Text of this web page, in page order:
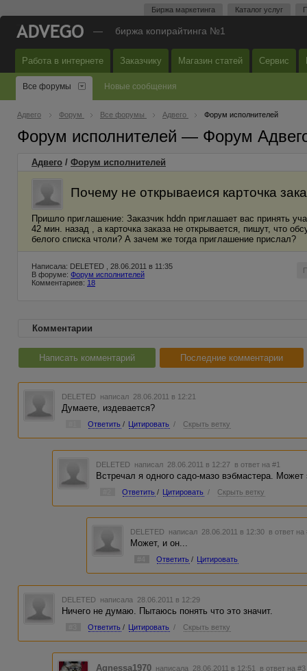
Биржа маркетинга Каталог услуг
— биржа копирайтинга №1
Работа в интернете Заказчику Магазин статей Сервис
Все форумы Новые сообщения
Адвего Форум Все форумы Адвего Форум исполнителей
Форум исполнителей — Форум
Адвего / Форум исполнителей
Почему не открываеися карточка
Пришло приглашение: Заказчик hddn приглашает вас принять
42 мин. назад , а карточка заказа не открывается, пишут, что
белого списка чтоли? А зачем же тогда приглашение прислал?
Написала: DELETED , 28.06.2011 в 11:35
В форуме: Форум исполнителей
Комментариев: 18
Комментарии
Написать комментарий Последние комментарии
DELETED написал 28.06.2011 в 12:21
Думаете, издевается?
Ответить / Цитировать / Скрыть ветку
DELETED написал 28.06.2011 в 12:27 в ответ на #1
Встречал я одного садо-мазо вэбмастера. Может
Ответить / Цитировать / Скрыть ветку
DELETED написал 28.06.2011 в 12:30 в ответ на
Может, и он...
Ответить / Цитировать
DELETED написала 28.06.2011 в 12:29
Ничего не думаю. Пытаюсь понять что это значит.
Ответить / Цитировать / Скрыть ветку
Agnessa1970 написала 28.06.2011 в 12:51 в ответ на #3